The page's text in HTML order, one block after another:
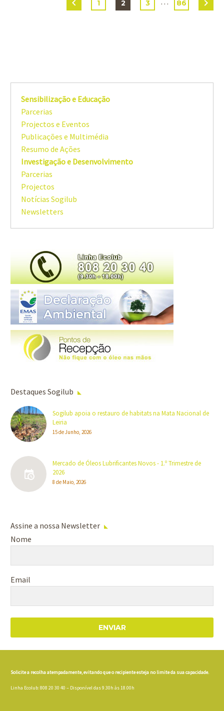
1 2 3 86
Sensibilização e Educação
Parcerias
Projectos e Eventos
Publicações e Multimédia
Resumo de Ações
Investigação e Desenvolvimento
Parcerias
Projectos
Notícias Sogilub
Newsletters
Destaques Sogilub
Sogilub apoia o restauro de habitats na Mata Nacional de
Leiria
15 de Junho, 2026
Mercado de Óleos Lubrificantes Novos - 1.º Trimestre de
2026
8 de Maio, 2026
Assine a nossa Newsletter
Nome
Email
ENVIAR
Solicite a recolha atempadamente, evitando que o recipiente esteja no limite da sua capacidade.
Linha Ecolub: 808 20 30 40 – Disponível das 9.30h às 18.00h